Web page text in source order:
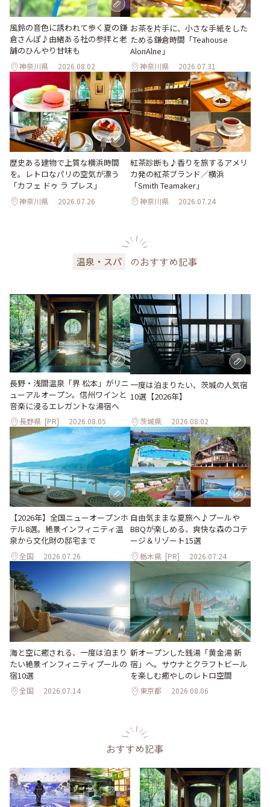
風鈴の音色に誘われて歩く夏の鎌
倉さんぽ♪由緒ある社の参拝と老
舗のひんやり甘味も
神奈川県 2026.08.02
お茶を片手に、小さな手紙をした
ためる鎌倉時間「Teahouse
AlonAlne」
神奈川県 2026.07.31
歴史ある建物で上質な横浜時間
を。レトロなパリの空気が漂う
「カフェ ドゥ ラ プレス」
神奈川県 2026.07.26
紅茶診断も♪香りを旅するアメリ
カ発の紅茶ブランド／横浜
「Smith Teamaker」
神奈川県 2026.07.24
温泉・スパ のおすすめ記事
長野・浅間温泉「界 松本」がリニ
ューアルオープン。信州ワインと
音楽に浸るエレガントな湯宿へ
長野県 [PR] 2026.08.05
一度は泊まりたい、茨城の人気宿
10選【2026年】
茨城県 2026.08.02
【2026年】全国ニューオープンホ
テル8選。絶景インフィニティ温
泉から文化財の邸宅まで
全国 2026.07.26
自由気ままな夏旅へ♪プールや
BBQが楽しめる、爽快な森のコテ
ージ＆リゾート15選
栃木県 [PR] 2026.07.24
海と空に癒される、一度は泊まり
たい絶景インフィニティプールの
宿10選
全国 2026.07.14
新オープンした銭湯「黄金湯 新
宿」へ。サウナとクラフトビール
を楽しむ癒やしのレトロ空間
東京都 2026.08.06
おすすめ記事